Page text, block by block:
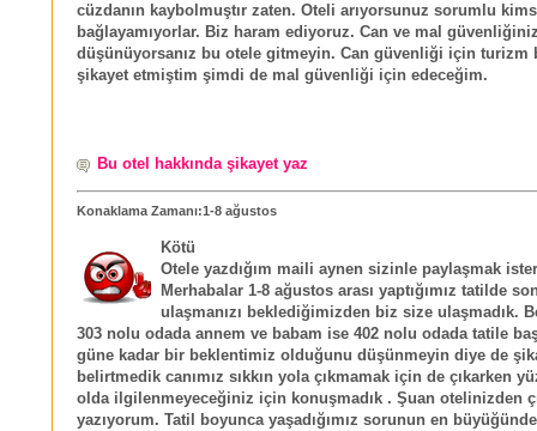
cüzdanın kaybolmuştır zaten. Oteli arıyorsunuz sorumlu
bağlayamıyorlar. Biz haram ediyoruz. Can ve mal
düşünüyorsanız bu otele gitmeyin. Can güvenliği için turizm
şikayet etmiştim şimdi de mal güvenliği için edeceğim.
Bu otel hakkında şikayet yaz
Konaklama Zamanı:1-8 ağustos
Kötü
Otele yazdığım maili aynen sizinle paylaşmak
Merhabalar 1-8 ağustos arası yaptığımız tatilde
ulaşmanızı beklediğimizden biz size ulaşmadık.
303 nolu odada annem ve babam ise 402 nolu odada tatile
güne kadar bir beklentimiz olduğunu düşünmeyin diye de
belirtmedik canımız sıkkın yola çıkmamak için de çıkarken
olda ilgilenmeyeceğiniz için konuşmadık . Şuan otelinizden
yazıyorum. Tatil boyunca yaşadığımız sorunun en